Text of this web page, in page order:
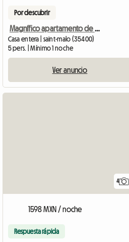
Por descubrir
Magnífico apartamento de 4 habitaciones en Saint Malo, cerca de playas y comercios.
Casa entera | saint-malo (35400)
5 pers. | Mínimo 1 noche
Ver anuncio
4
1598 MXN / noche
Respuesta rápida